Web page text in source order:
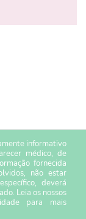
informativo
médico, de
fornecida
não estar
deverá
Leia os nossos
para mais